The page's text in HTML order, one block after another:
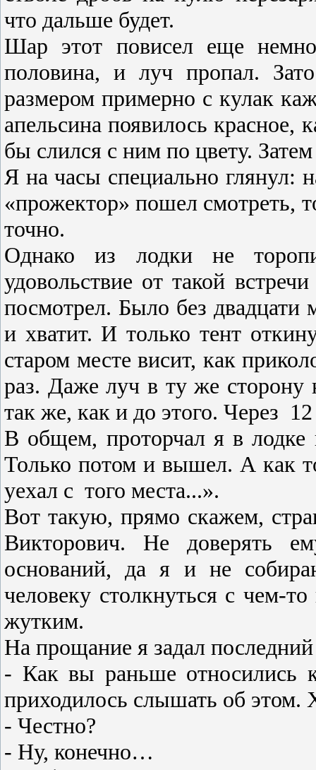
что дальше будет.
Шар этот повисел еще
половина, и луч пропал.
размером примерно с кулак
апельсина появилось крас­ное,
бы слился с ним по цвету. Затем
Я на часы специально глянул:
«прожектор» пошел смо­треть,
точно.
Однако из лодки не
удовольствие от такой
посмотрел. Было без
и хватит. И толь­ко тент
старом месте висит, как
раз. Даже луч в ту же сторону
так же, как и до этого. Через
В общем, проторчал я в лодке
То­лько потом и вышел. А как
уехал с того места...».
Вот такую, прямо скажем,
Викторович. Не доверять
оснований, да я и не
человеку столкнуться с чем-
жутким.
На прощание я задал
- Как вы раньше относились
приходилось слышать об этом.
- Честно?
- Ну, конечно…